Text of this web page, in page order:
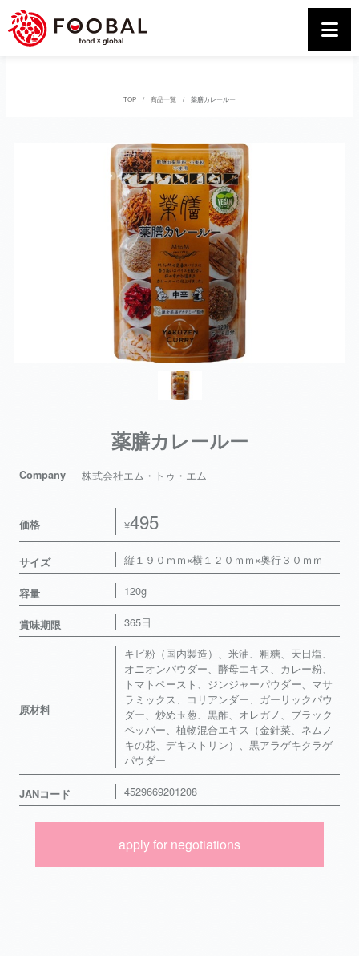
TOP 商品一覧 薬膳カレールー
薬膳カレールー
Company 株式会社エム・トゥ・エム
価格 ¥495
サイズ 縦１９０ｍｍ×横１２０ｍｍ×奥行３０ｍｍ
容量 120g
賞味期限 365日
原材料
キビ粉（国内製造）、米油、粗糖、天日塩、
オニオンパウダー、酵母エキス、カレー粉、
トマトペースト、ジンジャーパウダー、マサ
ラミックス、コリアンダー、ガーリックパウ
ダー、炒め玉葱、黒酢、オレガノ、ブラック
ペッパー、植物混合エキス（金針菜、ネムノ
キの花、デキストリン）、黒アラゲキクラゲ
パウダー
JANコード 4529669201208
apply for negotiations